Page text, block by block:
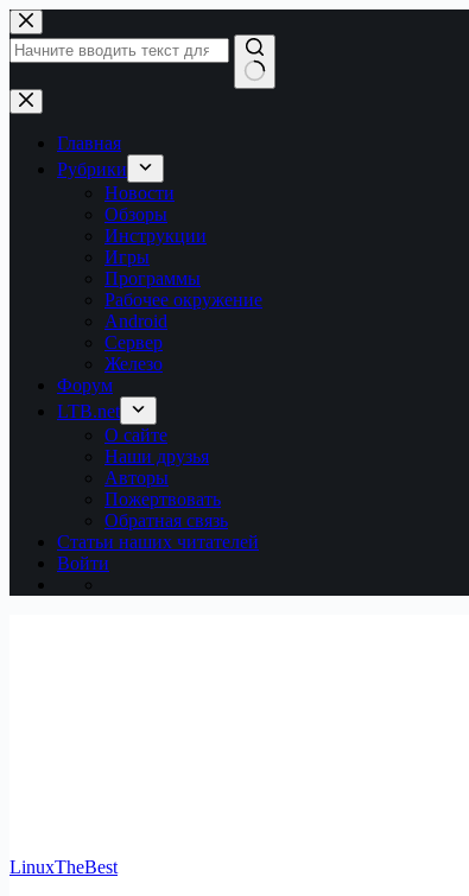
Перейти
к
сути
Ничего
не
найденоГлавная
Рубрики
Новости
Обзоры
Инструкции
Игры
Программы
Рабочее окружение
Android
Сервер
Железо
Форум
LTB.net
О сайте
Наши друзья
Авторы
Пожертвовать
Обратная связь
Статьи наших читателей
Войти
LinuxTheBest